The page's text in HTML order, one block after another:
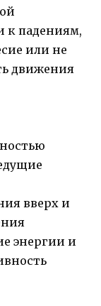
к падениям,
или не
движения
вверх и
энергии и